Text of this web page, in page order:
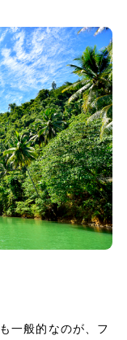
一般的なのが、フ